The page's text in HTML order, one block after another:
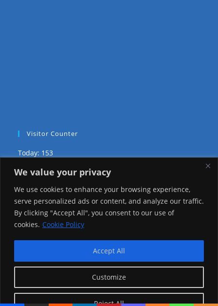
We value your privacy
We use cookies to enhance your browsing experience,
serve personalized ads or content, and analyze our traffic.
By clicking "Accept All", you consent to our use of
cookies. Cookie Policy
Customize
Reject All
Accept All
Visitor Counter
Today: 153
Yesterday: 2257
This Week: 21366
This Month: 70639
Reserved.